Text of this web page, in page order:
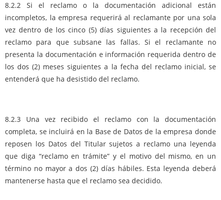
8.2.2 Si el reclamo o la documentación adicional están
incompletos, la empresa requerirá al reclamante por una sola
vez dentro de los cinco (5) días siguientes a la recepción del
reclamo para que subsane las fallas. Si el reclamante no
presenta la documentación e información requerida dentro de
los dos (2) meses siguientes a la fecha del reclamo inicial, se
entenderá que ha desistido del reclamo.
8.2.3 Una vez recibido el reclamo con la documentación
completa, se incluirá en la Base de Datos de la empresa donde
reposen los Datos del Titular sujetos a reclamo una leyenda
que diga “reclamo en trámite” y el motivo del mismo, en un
término no mayor a dos (2) días hábiles. Esta leyenda deberá
mantenerse hasta que el reclamo sea decidido.